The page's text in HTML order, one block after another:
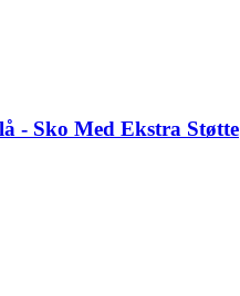
- Sko Med Ekstra Støtte